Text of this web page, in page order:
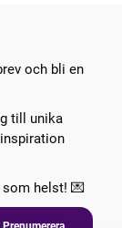
och bli en
till unika
helst! 💌